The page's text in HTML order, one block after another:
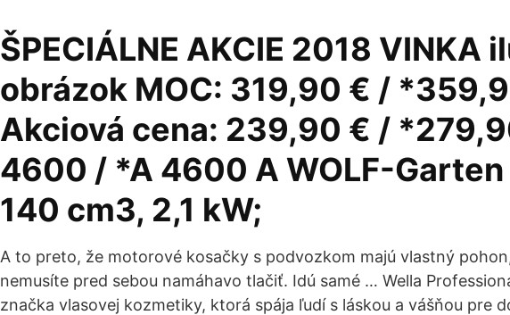
ŠPECIÁLNE AKCIE 2018 VINKA
obrázok MOC: 319,90 € /
Akciová cena: 239,90 € /
4600 / *A 4600 A WOLF-Garten
140 cm3, 2,1 kW;
A to preto, že motorové kosačky s podvozkom majú vlastný
nemusíte pred sebou namáhavo tlačiť. Idú samé … Wella
značka vlasovej kozmetiky, ktorá spája ľudí s láskou a vášňou pre